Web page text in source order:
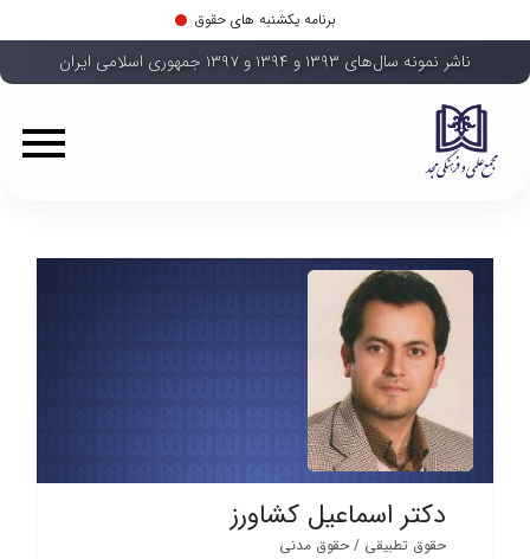
برنامه یکشنبه های حقوق
ناشر نمونه سال‌های ۱۳۹۳ و ۱۳۹۴ و ۱۳۹۷ جمهوری اسلامی ایران
دکتر اسماعیل کشاورز
حقوق تطبیقی / حقوق مدنی